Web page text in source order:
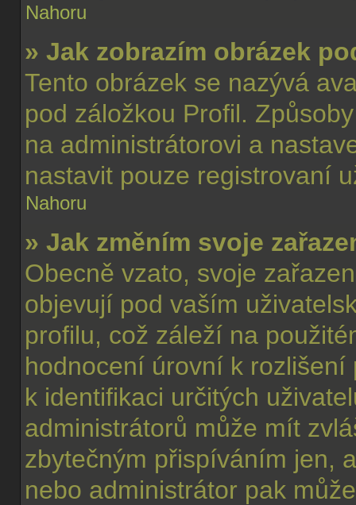
Nahoru
» Jak zobrazím obrázek
Tento obrázek se nazývá
pod záložkou Profil.
na administrátorovi a
nastavit pouze registrovaní
Nahoru
» Jak změním svoje
Obecně vzato, svoje
objevují pod vaším
profilu, což záleží na
hodnocení úrovní k
k identifikaci určitých
administrátorů může mít
zbytečným přispíváním jen,
nebo administrátor pak